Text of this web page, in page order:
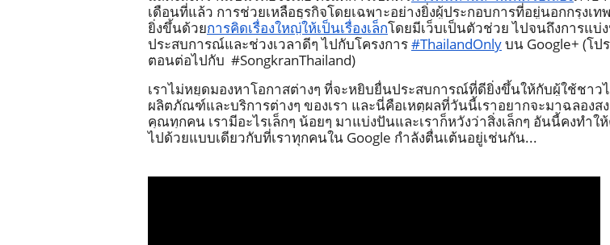
เดือนที่แล้ว การช่วยเหลือธุรกิจโดยเฉพาะอย่างยิ่งผู้ประกอบการที่อยู่นอกกรุงเทพ
ยิ่งขึ้นด้วยการคิดเรื่องใหญ่ให้เป็นเรื่องเล็กโดยมีเว็บเป็นตัวช่วย ไปจนถึงการแบ่
ประสบการณ์และช่วงเวลาดีๆ ไปกับโครงการ #ThailandOnly บน Google+ (โป
ตอนต่อไปกับ  #SongkranThailand)
เราไม่หยุดมองหาโอกาสต่างๆ ที่จะหยิบยื่นประสบการณ์ที่ดียิ่งขึ้นให้กับผู้ใช้ชาว
ผลิตภัณฑ์และบริการต่างๆ ของเรา และนี่คือเหตุผลที่วันนี้เราอยากจะมาฉลองส
คุณทุกคน เรามีอะไรเล็กๆ น้อยๆ มาแบ่งปันและเราก็หวังว่าสิ่งเล็กๆ อันนี้คงทำ
ไปด้วยแบบเดียวกับที่เราทุกคนใน Google กำลังตื่นเต้นอยู่เช่นกัน...